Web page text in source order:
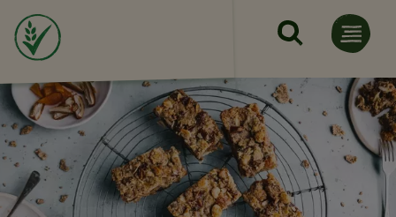
Pereiti į pagrindinį turinį